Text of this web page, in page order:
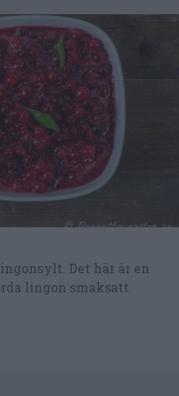
Det här är en
lingon smaksatt